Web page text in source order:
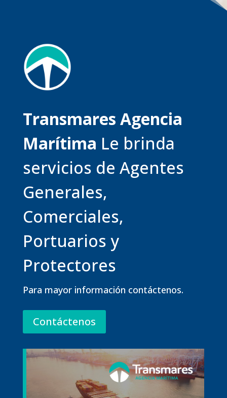
Transmares Agencia
Marítima Le brinda
servicios de Agentes
Generales,
Comerciales,
Portuarios y
Protectores
Para mayor información contáctenos.
Contáctenos